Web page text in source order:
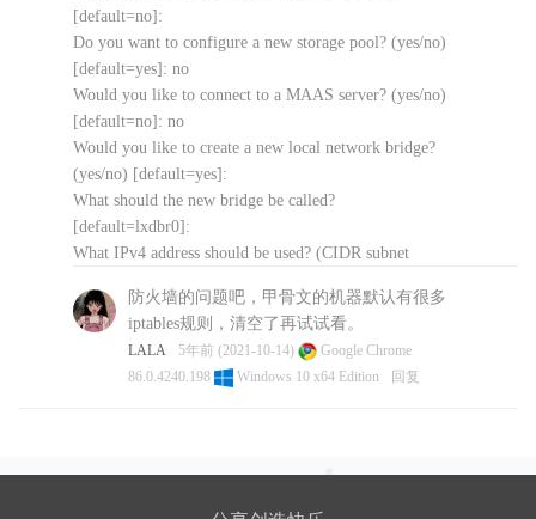
[default=no]:
Do you want to configure a new storage pool? (yes/no)
[default=yes]: no
Would you like to connect to a MAAS server? (yes/no)
[default=no]: no
Would you like to create a new local network bridge?
(yes/no) [default=yes]:
What should the new bridge be called?
[default=lxdbr0]:
What IPv4 address should be used? (CIDR subnet
What IPv6 address should be used? (CIDR subnet
notation, “auto” or “none”) [default=auto]: none
Would you like the LXD server to be available over
the network? (yes/no) [default=no]:
防火墙的问题吧，甲骨文的机器默认有很多
iptables规则，清空了再试试看。
LALA 5年前 (2021-10-14)
Google Chrome
86.0.4240.198
Windows 10 x64 Edition 回复